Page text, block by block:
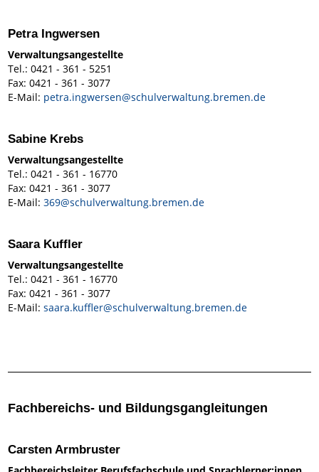
Petra Ingwersen
Verwaltungsangestellte
Tel.: 0421 - 361 - 5251
Fax: 0421 - 361 - 3077
E-Mail: petra.ingwersen@schulverwaltung.bremen.de
Sabine Krebs
Verwaltungsangestellte
Tel.: 0421 - 361 - 16770
Fax: 0421 - 361 - 3077
E-Mail:369@schulverwaltung.bremen.de
Saara Kuffler
Verwaltungsangestellte
Tel.: 0421 - 361 - 16770
Fax: 0421 - 361 - 3077
E-Mail:saara.kuffler@schulverwaltung.bremen.de
Fachbereichs- und Bildungsgangleitungen
Carsten Armbruster